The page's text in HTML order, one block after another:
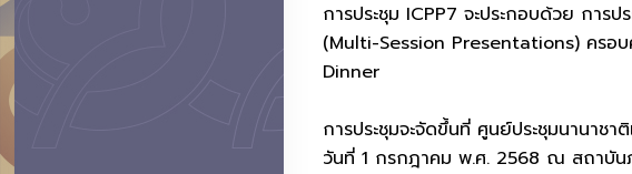
การประชุม ICPP7 จะประกอบด้วย การ
(Multi-Session Presentations) ครอบ
Dinner
การประชุมจะจัดขึ้นที่ ศูนย์ประชุมนานาช
วันที่ 1 กรกฎาคม พ.ศ. 2568 ณ สถาบัน